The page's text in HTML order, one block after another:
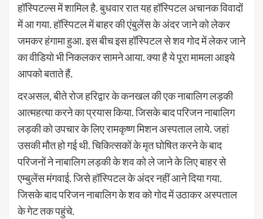
हॉस्पिटल्स में शामिल है. बुधवार रात यह हॉस्पिटल अचानक विवादों
में आ गया. हॉस्पिटल में बाहर की एंबुलेंस के अंदर जाने को लेकर
जमकर हंगामा हुआ. इस बीच इस हॉस्पिटल से शव गोद में लेकर जाने
का वीडियो भी निकलकर सामने आया. क्या है ये पूरा मामला आइये
आपको बताते हैं.
दरअसल, बीते रोज हरिद्वार के कनखल की एक नाबालिग लड़की
आत्महत्या करने का प्रयास किया. जिसके बाद परिजन नाबालिग
लड़की को उपचार के लिए रामकृष्ण मिशन अस्पताल लाये. जहां
उसकी मौत हो गई थी. चिकित्सकों के मृत घोषित करने के बाद
परिजनों ने नाबालिग लड़की के शव को ले जाने के लिए बाहर से
एम्बुलेंस मंगवाई. जिसे हॉस्पिटल के अंदर नहीं आने दिया गया.
जिसके बाद परिजन नाबालिग के शव को गोद में उठाकर अस्पताल
के गेट तक पहुंचे.